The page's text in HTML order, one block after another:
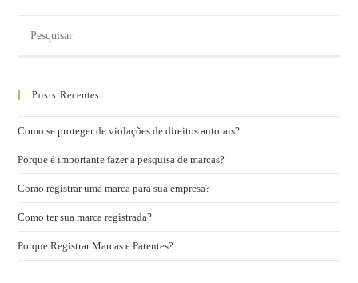
Posts Recentes
Como se proteger de violações de direitos autorais?
Porque é importante fazer a pesquisa de marcas?
Como registrar uma marca para sua empresa?
Como ter sua marca registrada?
Porque Registrar Marcas e Patentes?